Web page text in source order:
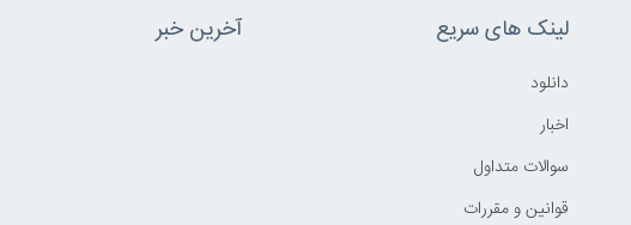
لینک های سریع
دانلود
اخبار
سوالات متداول
قوانين و مقررات
آخرین خبر